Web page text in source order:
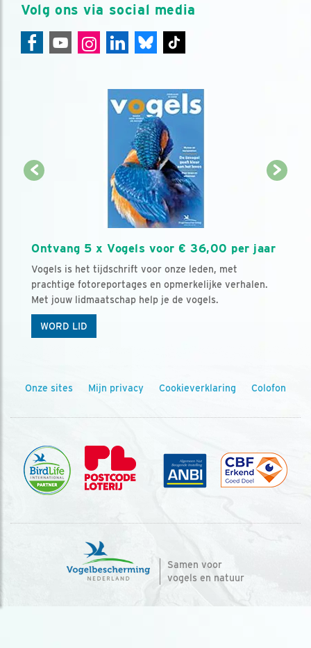
Volg ons via social media
Ontvang 5 x Vogels voor € 36,00 per jaar
Vogels is het tijdschrift voor onze leden, met
prachtige fotoreportages en opmerkelijke verhalen.
Met jouw lidmaatschap help je de vogels.
WORD LID
Onze sites Mijn privacy Cookieverklaring Colofon
Samen voor
vogels en natuur